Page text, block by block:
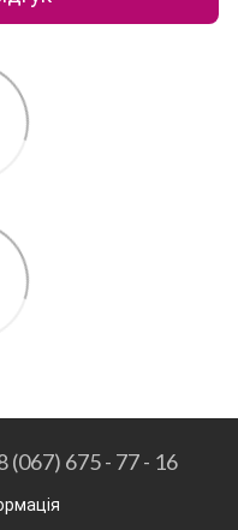
(067) 675 - 77 - 16